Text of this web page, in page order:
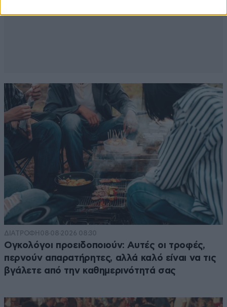
ΔΙΑΤΡΟΦΗ 08·08·2026 08:30
Ογκολόγοι προειδοποιούν: Αυτές οι τροφές,
περνούν απαρατήρητες, αλλά καλό είναι να τις
βγάλετε από την καθημερινότητά σας